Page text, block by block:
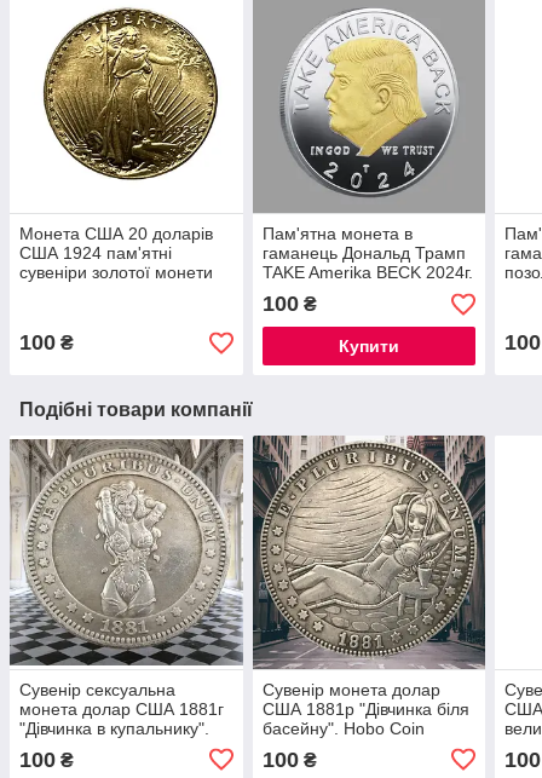
Монета США 20 доларів
США 1924 пам'ятні
сувеніри золотої монети
100 ₴
Пам'ятна монета в
гаманець Дональд Трамп
TAKE Amerika BECK 2024г.
президент США
двоколірна
100₴
Купити 100
Подібні товари компанії
Сувенір сексуальна
монета долар США 1881г
"Дівчинка в купальнику".
Morgan
100 ₴
Сувенір монета долар
США 1881р "Дівчинка біля
басейну". Hobo Coin
100₴
США
100